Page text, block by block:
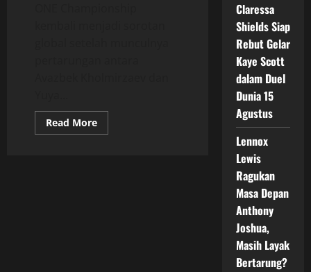
Read MoreRead
more
Claressa
Shields Siap
Rebut Gelar
Kaye Scott
dalam Duel
Dunia 15
Agustus
Lennox
Lewis
Ragukan
Masa Depan
Anthony
Joshua,
Masih Layak
Bertarung?